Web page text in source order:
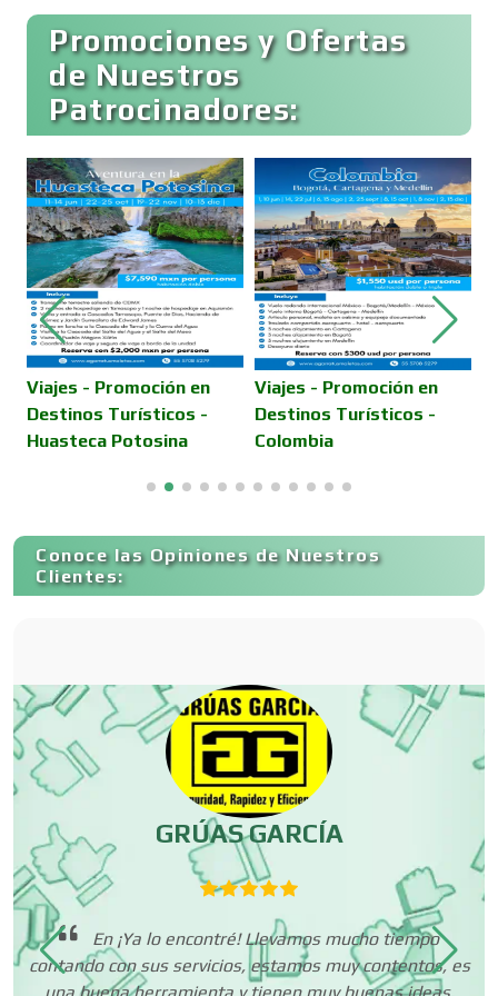
Clubes Deportivos
Cocinas Integrales
Combustibles y Lubricantes
Compresores de aire
Computadoras
Conferencias Empresariales
Control de Plagas
Conversiones Automotrices
Copiadoras
Cortinas, Persianas y Alfombras
Promociones y Ofertas
de Nuestros
Patrocinadores:
Viajes - Promoción en
Destinos Turísticos -
Huasteca Potosina
Viajes - Promoción en
Destinos Turísticos -
Colombia
Conoce las Opiniones de Nuestros
Clientes:
GRÚAS GARCÍA
En ¡Ya lo encontré! Llevamos mucho tiempo
contando con sus servicios, estamos muy contentos, es